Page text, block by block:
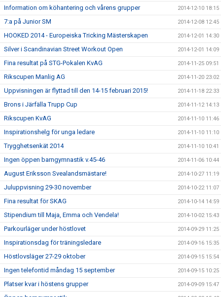
Information om köhantering och vårens grupper 2014-12-10 18:15
7:a på Junior SM 2014-12-08 12:45
HOOKED 2014 - Europeiska Tricking Mästerskapen 2014-12-01 14:30
Silver i Scandinavian Street Workout Open 2014-12-01 14:09
Fina resultat på STG-Pokalen KvAG 2014-11-25 09:51
Rikscupen Manlig AG 2014-11-20 23:02
Uppvisningen är flyttad till den 14-15 februari 2015! 2014-11-18 22:33
Brons i Järfälla Trupp Cup 2014-11-12 14:13
Rikscupen KvAG 2014-11-10 11:46
Inspirationshelg för unga ledare 2014-11-10 11:10
Trygghetsenkät 2014 2014-11-10 10:41
Ingen öppen barngymnastik v.45-46 2014-11-06 10:44
August Eriksson Svealandsmästare! 2014-10-27 11:19
Juluppvisning 29-30 november 2014-10-22 11:07
Fina resultat för SKAG 2014-10-14 14:59
Stipendium till Maja, Emma och Vendela! 2014-10-02 15:43
Parkourläger under höstlovet 2014-09-29 11:25
Inspirationsdag för träningsledare 2014-09-16 15:35
Höstlovsläger 27-29 oktober 2014-09-15 15:54
Ingen telefontid måndag 15 september 2014-09-15 10:25
Platser kvar i höstens grupper 2014-09-09 15:47